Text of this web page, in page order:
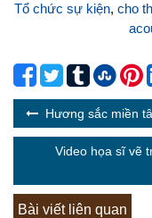
Tổ chức sự kiện, cho
Hương sắc miền
Video họa sĩ vẽ
Bài viết liên quan